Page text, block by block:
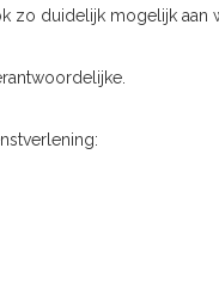
duidelijk mogelijk aan